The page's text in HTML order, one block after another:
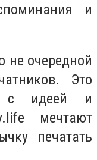
и
не очередной
Это
с идеей и
мечтают
печатать